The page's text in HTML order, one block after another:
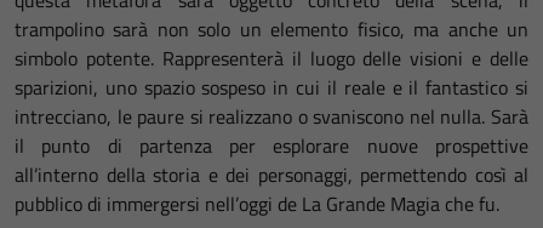
trampolino sarà non solo un elemento fisico, ma anche un
simbolo potente. Rappresenterà il luogo delle visioni e delle
sparizioni, uno spazio sospeso in cui il reale e il fantastico si
intrecciano, le paure si realizzano o svaniscono nel nulla. Sarà
il punto di partenza per esplorare nuove prospettive
all’interno della storia e dei personaggi, permettendo così al
pubblico di immergersi nell’oggi de La Grande Magia che fu.